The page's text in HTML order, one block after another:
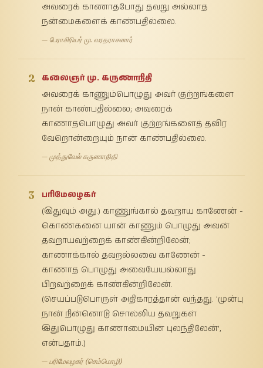
அவரைக் காணாதபோது தவறு அல்லாத
நன்மைகளைக் காண்பதில்லை.
— பேராசிரியர் மு. வரதராசனார்
2
கலைஞர் மு. கருணாநிதி
அவரைக் காணும்பொழுது அவர் குற்றங்களை
நான் காண்பதில்லை; அவரைக்
காணாதபொழுது அவர் குற்றங்களைத் தவிர
வேறொன்றையும் நான் காண்பதில்லை.
— முத்துவேல் கருணாநிதி
3
பரிமேலழகர்
(இதுவும் அது.) காணுங்கால் தவறாய காணேன் -
கொண்கனை யான் காணும் பொழுது அவன்
தவறாயவற்றைக் காண்கின்றிலேன்;
காணாக்கால் தவறல்லவை காணேன் -
காணாத பொழுது அவையேயல்லாது
பிறவற்றைக் காண்கின்றிலேன்.
(செயப்படுபொருள் அதிகாரத்தான் வந்தது. 'முன்பு
நான் நின்னொடு சொல்லிய தவறுகள்
இதுபொழுது காணாமையின் புலந்திலேன்',
என்பதாம்.)
— பரிமேலழகர் (செம்மொழி)